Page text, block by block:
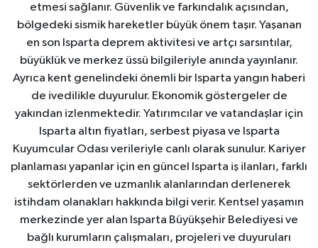
etmesi sağlanır. Güvenlik ve farkındalık açısından,
bölgedeki sismik hareketler büyük önem taşır. Yaşanan
en son Isparta deprem aktivitesi ve artçı sarsıntılar,
büyüklük ve merkez üssü bilgileriyle anında yayınlanır.
Ayrıca kent genelindeki önemli bir Isparta yangın haberi
de ivedilikle duyurulur. Ekonomik göstergeler de
yakından izlenmektedir. Yatırımcılar ve vatandaşlar için
Isparta altın fiyatları, serbest piyasa ve Isparta
Kuyumcular Odası verileriyle canlı olarak sunulur. Kariyer
planlaması yapanlar için en güncel Isparta iş ilanları, farklı
sektörlerden ve uzmanlık alanlarından derlenerek
istihdam olanakları hakkında bilgi verir. Kentsel yaşamın
merkezinde yer alan Isparta Büyükşehir Belediyesi ve
bağlı kurumların çalışmaları, projeleri ve duyuruları